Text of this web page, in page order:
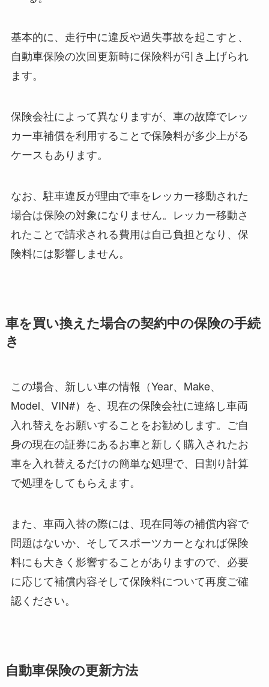
基本的に、走行中に違反や過失事故を起こすと、
自動車保険の次回更新時に保険料が引き上げられ
ます。
保険会社によって異なりますが、車の故障でレッ
カー車補償を利用することで保険料が多少上がる
ケースもあります。
なお、駐車違反が理由で車をレッカー移動された
場合は保険の対象になりません。レッカー移動さ
れたことで請求される費用は自己負担となり、保
険料には影響しません。
車を買い換えた場合の契約中の保険の手続
き
この場合、新しい車の情報（Year、Make、
Model、VIN#）を、現在の保険会社に連絡し車両
入れ替えをお願いすることをお勧めします。ご自
身の現在の証券にあるお車と新しく購入されたお
車を入れ替えるだけの簡単な処理で、日割り計算
で処理をしてもらえます。
また、車両入替の際には、現在同等の補償内容で
問題はないか、そしてスポーツカーとなれば保険
料にも大きく影響することがありますので、必要
に応じて補償内容そして保険料について再度ご確
認ください。
自動車保険の更新方法